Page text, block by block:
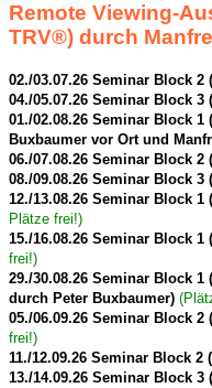
Remote Viewing-
TRV®) durch
02./03.07.26 Seminar Block 2
04./05.07.26 Seminar Block 3
01./02.08.26 Seminar Block 1
Buxbaumer vor Ort und
06./07.08.26 Seminar Block 2
08./09.08.26 Seminar Block 3
12./13.08.26 Seminar Block 1
Plätze frei!)
15./16.08.26 Seminar Block 1
frei!)
29./30.08.26 Seminar Block 1
durch Peter Buxbaumer)
05./06.09.26 Seminar Block 2
frei!)
11./12.09.26 Seminar Block 2
13./14.09.26 Seminar Block 3